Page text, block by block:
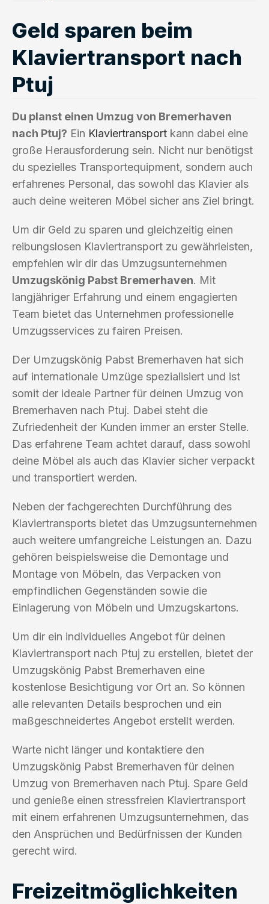
Geld sparen beim
Klaviertransport nach
Ptuj
Du planst einen Umzug von Bremerhaven
nach Ptuj? Ein Klaviertransport kann dabei eine
große Herausforderung sein. Nicht nur benötigst
du spezielles Transportequipment, sondern auch
erfahrenes Personal, das sowohl das Klavier als
auch deine weiteren Möbel sicher ans Ziel bringt.
Um dir Geld zu sparen und gleichzeitig einen
reibungslosen Klaviertransport zu gewährleisten,
empfehlen wir dir das Umzugsunternehmen
Umzugskönig Pabst Bremerhaven. Mit
langjähriger Erfahrung und einem engagierten
Team bietet das Unternehmen professionelle
Umzugsservices zu fairen Preisen.
Der Umzugskönig Pabst Bremerhaven hat sich
auf internationale Umzüge spezialisiert und ist
somit der ideale Partner für deinen Umzug von
Bremerhaven nach Ptuj. Dabei steht die
Zufriedenheit der Kunden immer an erster Stelle.
Das erfahrene Team achtet darauf, dass sowohl
deine Möbel als auch das Klavier sicher verpackt
und transportiert werden.
Neben der fachgerechten Durchführung des
Klaviertransports bietet das Umzugsunternehmen
auch weitere umfangreiche Leistungen an. Dazu
gehören beispielsweise die Demontage und
Montage von Möbeln, das Verpacken von
empfindlichen Gegenständen sowie die
Einlagerung von Möbeln und Umzugskartons.
Um dir ein individuelles Angebot für deinen
Klaviertransport nach Ptuj zu erstellen, bietet der
Umzugskönig Pabst Bremerhaven eine
kostenlose Besichtigung vor Ort an. So können
alle relevanten Details besprochen und ein
maßgeschneidertes Angebot erstellt werden.
Warte nicht länger und kontaktiere den
Umzugskönig Pabst Bremerhaven für deinen
Umzug von Bremerhaven nach Ptuj. Spare Geld
und genieße einen stressfreien Klaviertransport
mit einem erfahrenen Umzugsunternehmen, das
den Ansprüchen und Bedürfnissen der Kunden
gerecht wird.
Freizeitmöglichkeiten